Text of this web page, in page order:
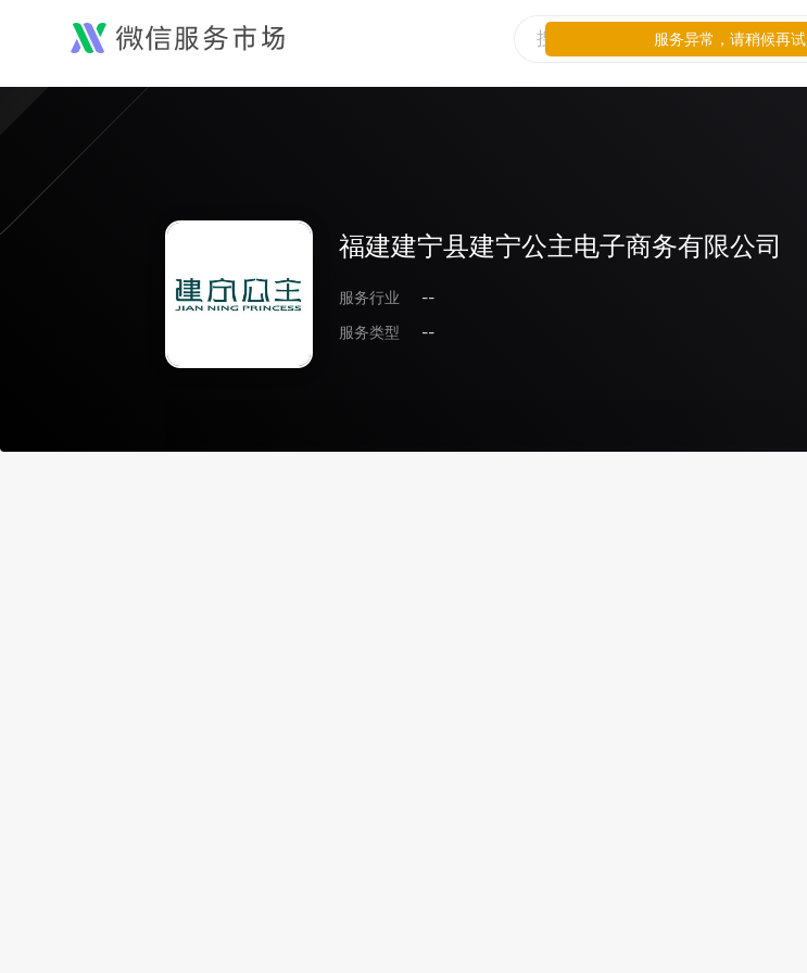
福建建宁县建宁公主电子商务有限公司
服务行业
--
服务类型
--
服务异常，请稍候再试